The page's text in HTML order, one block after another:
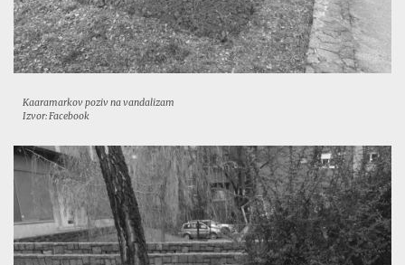
Kaaramarkov poziv na vandalizam
Izvor: Facebook